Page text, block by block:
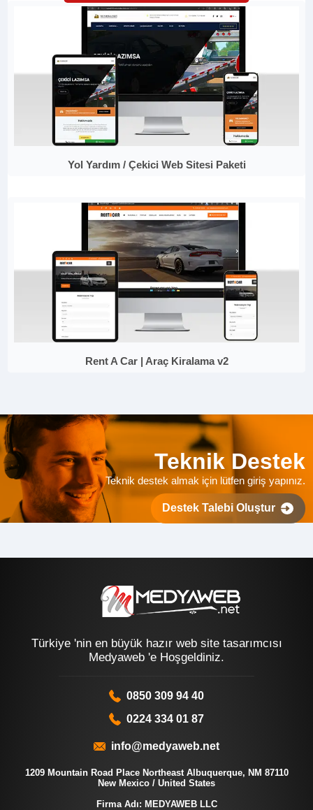
Yol Yardım / Çekici Web Sitesi Paketi
Rent A Car | Araç Kiralama v2
Teknik Destek
Teknik destek almak için lütfen giriş yapınız.
Destek Talebi Oluştur
Türkiye 'nin en büyük hazır web site tasarımcısı
Medyaweb 'e Hoşgeldiniz.
0850 309 94 40
0224 334 01 87
info@medyaweb.net
1209 Mountain Road Place Northeast Albuquerque, NM 87110
New Mexico / United States
Firma Adı: MEDYAWEB LLC